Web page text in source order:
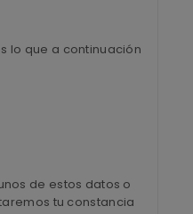
lo que a continuación
de estos datos o
tu constancia